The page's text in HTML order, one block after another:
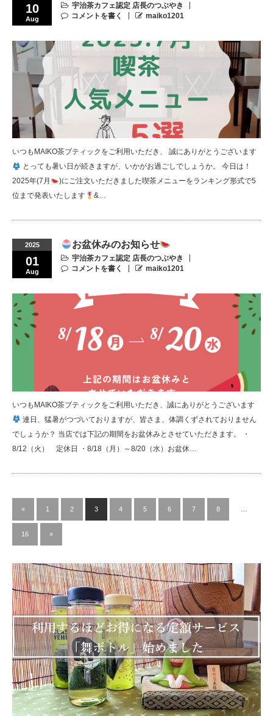
10
Aug
宇治茶カフェ認定 店長のつぶやき
コメントを書く
maiko1201
いつもMAIKO茶ブティックをご利用いただき、 誠にありがとうございます
とっても暑い日が続きますが、いかがお過ごしでしょうか。 今日は！
2025年(7月
)にご注文いただきました喫茶メニューをランキング形式で5
位まで発表いたします
&…
2025
01
Aug
お盆休みのお知らせ
宇治茶カフェ認定 店長のつぶやき
コメントを書く
maiko1201
いつもMAIKO茶ブティックをご利用いただき、誠にありがとうございます
連日、猛暑がつづいておりますが、皆さま、体調くずされておりません
でしょうか？ 当店では下記の期間をお盆休みとさせていただきます。 ・
8/12（火） 定休日 ・8/18（月）～8/20（水）お盆休…
« 1 2 3 4 5 6 7 8
16 »